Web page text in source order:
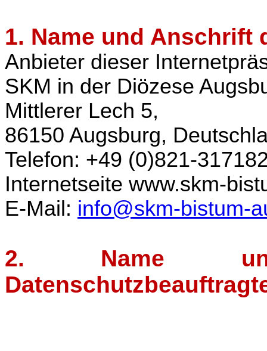
1. Name und Anschrift
Anbieter dieser
SKM in der Diözese
Mittlerer Lech 5,
86150 Augsburg,
Telefon: +49 (0)821-
Internetseite www.skm-
E-Mail: info@skm-bistum-
2. Name